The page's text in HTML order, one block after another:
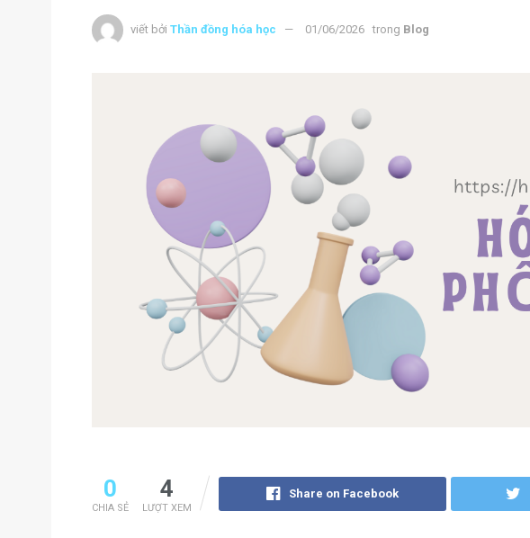
viết bởi Thần đồng hóa học 01/06/2026 trong Blog
0
CHIA SẺ
4
LƯỢT XEM
Share on Facebook